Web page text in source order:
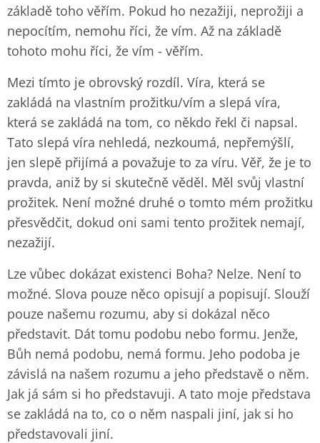
základě toho věřím. Pokud ho nezažiji, neprožiji a
nepocítím, nemohu říci, že vím. Až na základě
tohoto mohu říci, že vím - věřím.
Mezi tímto je obrovský rozdíl. Víra, která se
zakládá na vlastním prožitku/vím a slepá víra,
která se zakládá na tom, co někdo řekl či napsal.
Tato slepá víra nehledá, nezkoumá, nepřemýšlí,
jen slepě přijímá a považuje to za víru. Věř, že je to
pravda, aniž by si skutečně věděl. Měl svůj vlastní
prožitek. Není možné druhé o tomto mém prožitku
přesvědčit, dokud oni sami tento prožitek nemají,
nezažijí.
Lze vůbec dokázat existenci Boha? Nelze. Není to
možné. Slova pouze něco opisují a popisují. Slouží
pouze našemu rozumu, aby si dokázal něco
představit. Dát tomu podobu nebo formu. Jenže,
Bůh nemá podobu, nemá formu. Jeho podoba je
závislá na našem rozumu a jeho představě o něm.
Jak já sám si ho představuji. A tato moje představa
se zakládá na to, co o něm naspali jiní, jak si ho
představovali jiní.